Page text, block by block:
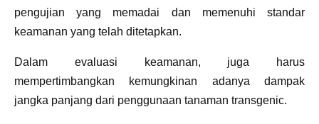
pengujian yang memadai dan memenuhi standar
keamanan yang telah ditetapkan.
Dalam evaluasi keamanan, juga harus
mempertimbangkan kemungkinan adanya dampak
jangka panjang dari penggunaan tanaman transgenic.